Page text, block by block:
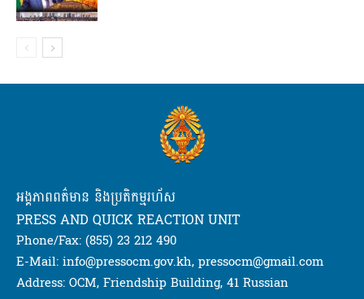
អង្គភាពពត៌មាន និងប្រតិកម្មរហ័ស
PRESS AND QUICK REACTION UNIT
Phone/Fax: (855) 23 212 490
E-Mail: info@pressocm.gov.kh, pressocm@gmail.com
Address: OCM, Friendship Building, 41 Russian